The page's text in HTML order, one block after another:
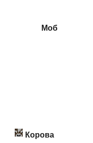
Моб
Корова